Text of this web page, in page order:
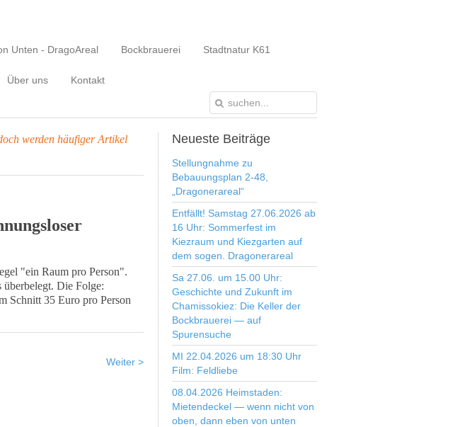
Unten - DragoAreal Bockbrauerei Stadtnatur K61
Über uns Kontakt
werden häufiger Artikel
"ein Raum pro Person".
Die Folge:
Schnitt 35 Euro pro Person
Weiter >
Neueste Beiträge
Stellungnahme zu
Bebauungsplan 2-48,
„Dragonerareal“
Entfällt! Samstag 27.06.2026 ab
16 Uhr: Sommerfest im
Kiezraum und Kiezgarten auf
dem sogen. Dragonerareal
Sa 27.06. um 15.00 Uhr:
Geschichte und Zukunft im
Chamissokiez: Die Keller der
Bockbrauerei — auf
Spurensuche
MI 22.04.2026 um 18:30 Uhr
Film: Feldliebe
08.04.2026 Heimstaden:
Mietendeckel — wenn nicht von
oben, dann eben von unten